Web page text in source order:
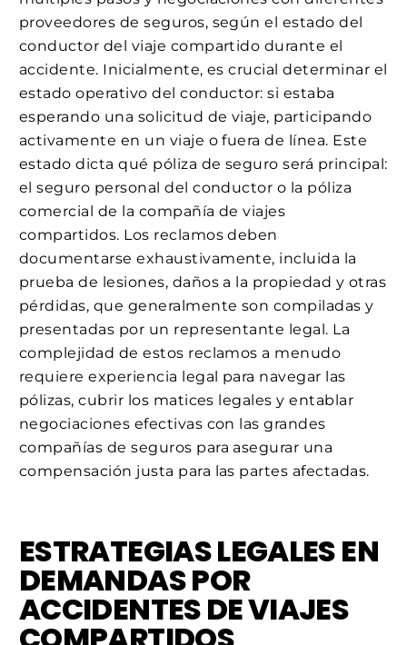
proveedores de seguros, según el estado del
conductor del viaje compartido durante el
accidente. Inicialmente, es crucial determinar el
estado operativo del conductor: si estaba
esperando una solicitud de viaje, participando
activamente en un viaje o fuera de línea. Este
estado dicta qué póliza de seguro será principal:
el seguro personal del conductor o la póliza
comercial de la compañía de viajes
compartidos. Los reclamos deben
documentarse exhaustivamente, incluida la
prueba de lesiones, daños a la propiedad y otras
pérdidas, que generalmente son compiladas y
presentadas por un representante legal. La
complejidad de estos reclamos a menudo
requiere experiencia legal para navegar las
pólizas, cubrir los matices legales y entablar
negociaciones efectivas con las grandes
compañías de seguros para asegurar una
compensación justa para las partes afectadas.
ESTRATEGIAS LEGALES EN
DEMANDAS POR
ACCIDENTES DE VIAJES